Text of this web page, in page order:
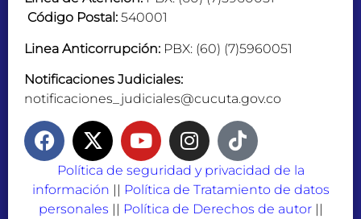
Código Postal: 540001
Linea Anticorrupción: PBX: (60) (7)5960051
Notificaciones Judiciales:
notificaciones_judiciales@cucuta.gov.co
Política de seguridad y privacidad de la
información || Política de Tratamiento de datos
personales || Política de Derechos de autor||